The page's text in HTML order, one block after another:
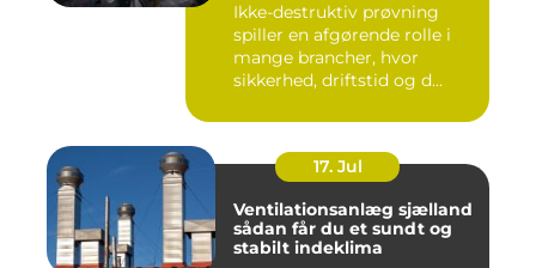
Ikke-destruktiv prøvning
spiller en afgørende rolle i
mange brancher, hvor
sikkerhed, driftstid og d...
17. Jul
Ventilationsanlæg sjælland
sådan får du et sundt og
stabilt indeklima